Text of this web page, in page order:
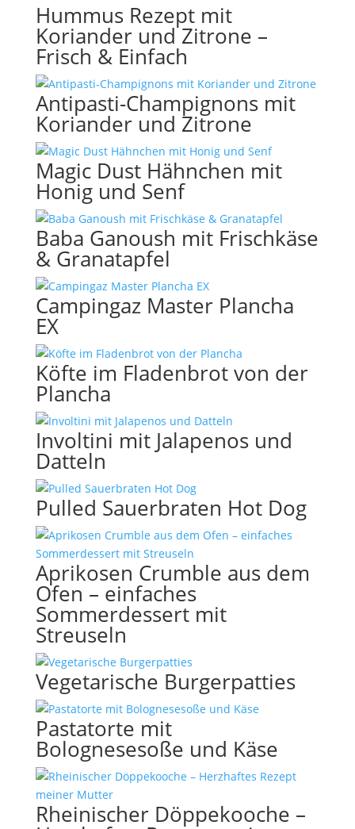
Hummus Rezept mit
Koriander und Zitrone –
Frisch & Einfach
Antipasti-Champignons mit
Koriander und Zitrone
Magic Dust Hähnchen mit
Honig und Senf
Baba Ganoush mit Frischkäse
& Granatapfel
Campingaz Master Plancha
EX
Köfte im Fladenbrot von der
Plancha
Involtini mit Jalapenos und
Datteln
Pulled Sauerbraten Hot Dog
Aprikosen Crumble aus dem
Ofen – einfaches
Sommerdessert mit
Streuseln
Vegetarische Burgerpatties
Pastatorte mit
Bolognesesoße und Käse
Rheinischer Döppekooche –